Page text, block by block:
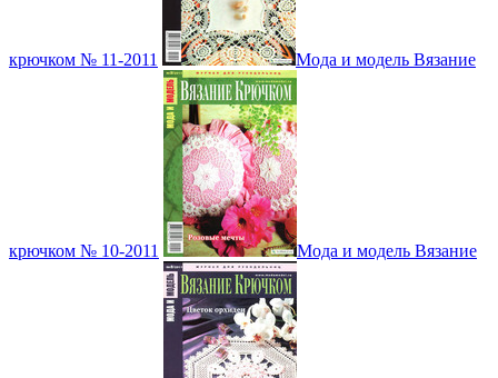
крючком № 11-2011 Мода и модель Вязание
крючком № 10-2011 Мода и модель Вязание